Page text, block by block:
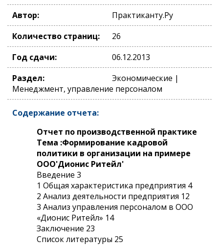
Автор:
Практиканту.Ру
Количество страниц:
26
Год сдачи:
06.12.2013
Раздел:
Экономические |
Менеджмент, управление персоналом
Содержание отчета:
Отчет по производственной практике
Тема :Формирование кадровой
политики в организации на примере
ООО'Дионис Ритейл'
Введение 3
1 Общая характеристика предприятия 4
2 Анализ деятельности предприятия 12
3 Анализ управления персоналом в ООО
«Дионис Ритейл» 14
Заключение 23
Список литературы 25